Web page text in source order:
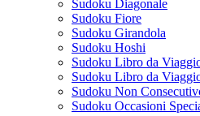
Sudoku Diagonale
Sudoku Fiore
Sudoku Girandola
Sudoku Hoshi
Sudoku Libro da
Sudoku Libro da
Sudoku Non
Sudoku Occasioni